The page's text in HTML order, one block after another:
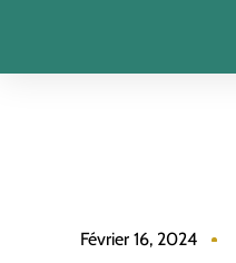
Février 16, 2024